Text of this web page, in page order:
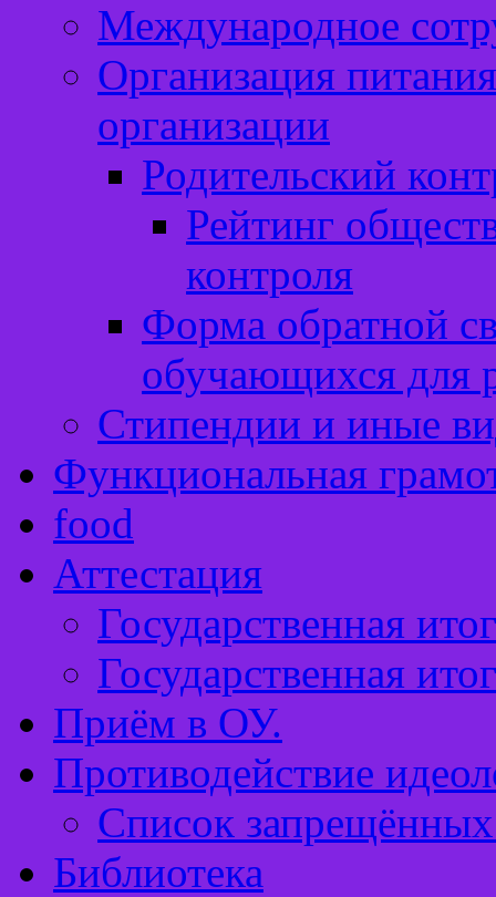
Международное
Организация
организации
Родительский
Рейтинг
контроля
Форма обратной
обучающихся для
Стипендии и иные
Функциональная
food
Аттестация
Государственная
Государственная
Приём в ОУ.
Противодействие
Список запрещённых
Библиотека